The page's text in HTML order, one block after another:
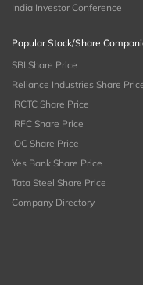
India Investor Conference
Popular Stock/Share
SBI Share Price
Reliance Industries Share
IRCTC Share Price
IRFC Share Price
IOC Share Price
Yes Bank Share Price
Tata Steel Share Price
Company Directory